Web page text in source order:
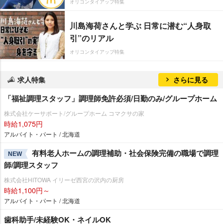
川島海荷さんと学ぶ 日常に潜む“人身取
引”のリアル
オリコンタイアップ特集
求人特集 さらに見る
「福祉調理スタッフ」調理師免許必須/日勤のみ/グループホーム
株式会社ケーサポート/グループホーム コマクサの家
時給1,075円
アルバイト・パート / 北海道
NEW
有料老人ホームの調理補助・社会保険完備の職場で調理
師/調理スタッフ
株式会社HITOWA イリーゼ西宮の沢内の厨房
時給1,100円～
アルバイト・パート / 北海道
歯科助手/未経験OK・ネイルOK